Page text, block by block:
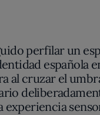
perfilar un
cruzar el
experiencia